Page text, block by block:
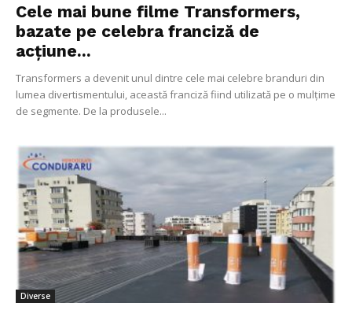
Cele mai bune filme Transformers,
bazate pe celebra franciză de
acțiune...
Transformers a devenit unul dintre cele mai celebre branduri din
lumea divertismentului, această franciză fiind utilizată pe o mulțime
de segmente. De la produsele...
Diverse